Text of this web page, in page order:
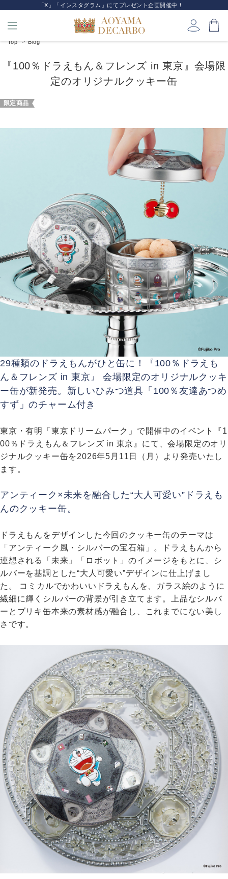
「X」「インスタグラム」にてプレゼント企画開催中！
Top Blog
『100％ドラえもん＆フレンズ in 東京』会場限
定のオリジナルクッキー缶
限定商品
29種類のドラえもんがひと缶に！『100％ドラえも
ん＆フレンズ in 東京』 会場限定のオリジナルクッキ
ー缶が新発売。新しいひみつ道具「100％友達あつめ
すず」のチャーム付き
東京・有明「東京ドリームパーク」で開催中のイベント『1
00％ドラえもん＆フレンズ in 東京』にて、会場限定のオリ
ジナルクッキー缶を2026年5月11日（月）より発売いたし
ます。
アンティーク×未来を融合した“大人可愛い”ドラえも
んのクッキー缶。
ドラえもんをデザインした今回のクッキー缶のテーマは
「アンティーク風・シルバーの宝石箱」。ドラえもんから
連想される「未来」「ロボット」のイメージをもとに、シ
ルバーを基調とした“大人可愛い”デザインに仕上げまし
た。 コミカルでかわいいドラえもんを、ガラス絵のように
繊細に輝くシルバーの背景が引き立てます。上品なシルバ
ーとブリキ缶本来の素材感が融合し、これまでにない美し
さです。